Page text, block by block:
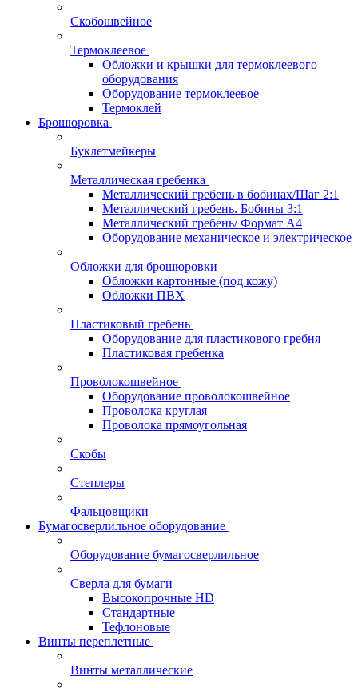
Скобошвейное
Термоклеевое
Обложки и крышки для термоклеевого
оборудования
Оборудование термоклеевое
Термоклей
Брошюровка
Буклетмейкеры
Металлическая гребенка
Металлический гребень в бобинах/Шаг 2:1
Металлический гребень. Бобины 3:1
Металлический гребень/ Формат А4
Оборудование механическое и электрическое
Обложки для брошюровки
Обложки картонные (под кожу)
Обложки ПВХ
Пластиковый гребень
Оборудование для пластикового гребня
Пластиковая гребенка
Проволокошвейное
Оборудование проволокошвейное
Проволока круглая
Проволока прямоугольная
Скобы
Степлеры
Фальцовщики
Бумагосверлильное оборудование
Оборудование бумагосверлильное
Сверла для бумаги
Высокопрочные HD
Стандартные
Тефлоновые
Винты переплетные
Винты металлические